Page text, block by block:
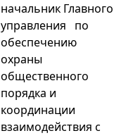
начальник Главного
управления по
обеспечению
охраны
общественного
порядка и
координации
взаимодействия с